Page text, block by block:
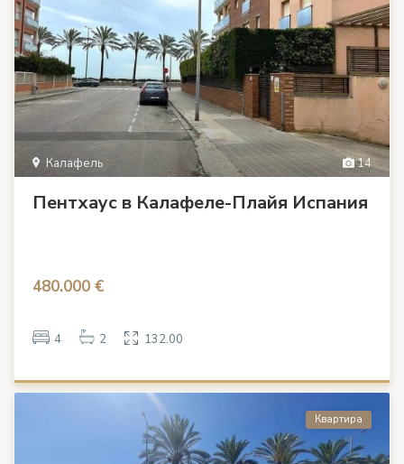
14
Калафель
Пентхаус в Калафеле-Плайя Испания
480.000 €
4 2 132.00
Квартира